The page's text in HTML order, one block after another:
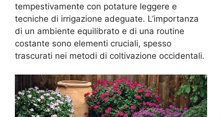
tempestivamente con potature leggere e
tecniche di irrigazione adeguate. L’importanza
di un ambiente equilibrato e di una routine
costante sono elementi cruciali, spesso
trascurati nei metodi di coltivazione occidentali.